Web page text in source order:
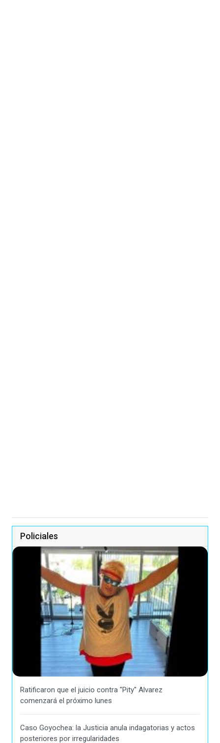
Policiales
Ratificaron que el juicio contra "Pity" Alvarez
comenzará el próximo lunes
Caso Goyochea: la Justicia anula indagatorias y actos
posteriores por irregularidades